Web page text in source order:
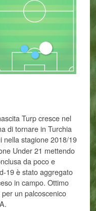
Turp cresce nel
di tornare in Turchia
nella stagione 2018/19
Under 21 mettendo
da poco e
19 è stato aggregato
in campo. Ottimo
un palcoscenico